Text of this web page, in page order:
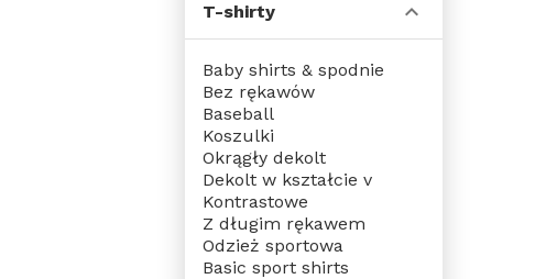
T-shirty
Baby shirts & spodnie
Bez rękawów
Baseball
Koszulki
Okrągły dekolt
Dekolt w kształcie v
Kontrastowe
Z długim rękawem
Odzież sportowa
Basic sport shirts